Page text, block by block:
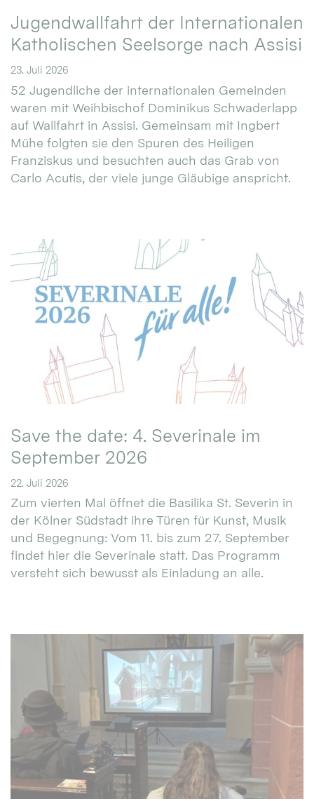
Jugendwallfahrt der Internationalen
Katholischen Seelsorge nach Assisi
23. Juli 2026
52 Jugendliche der internationalen Gemeinden
waren mit Weihbischof Dominikus Schwaderlapp
auf Wallfahrt in Assisi. Gemeinsam mit Ingbert
Mühe folgten sie den Spuren des Heiligen
Franziskus und besuchten auch das Grab von
Carlo Acutis, der viele junge Gläubige anspricht.
Save the date: 4. Severinale im
September 2026
22. Juli 2026
Zum vierten Mal öffnet die Basilika St. Severin in
der Kölner Südstadt ihre Türen für Kunst, Musik
und Begegnung: Vom 11. bis zum 27. September
findet hier die Severinale statt. Das Programm
versteht sich bewusst als Einladung an alle.